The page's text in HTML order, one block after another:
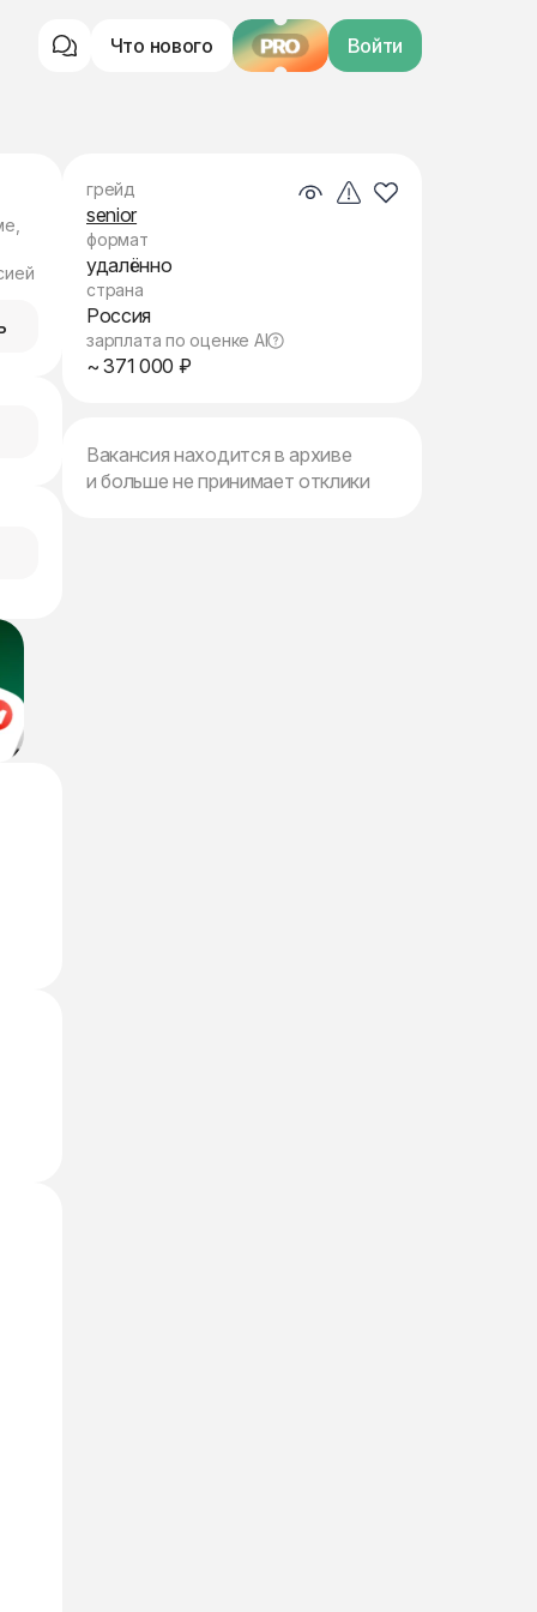
Что нового PRO Войти
грейд
senior
формат
удалённо
страна
Россия
зарплата по оценке AI
~ 371 000 ₽
Вакансия находится в архиве
и больше не принимает отклики